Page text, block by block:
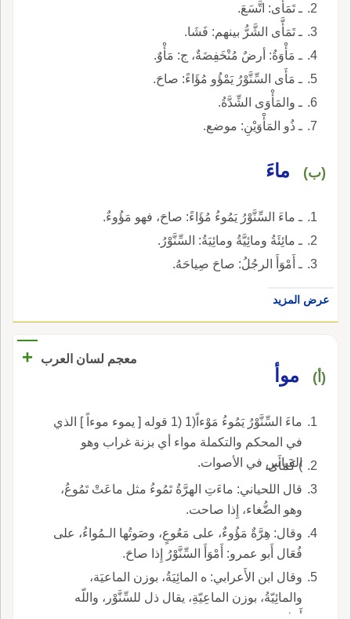
ـ تَمَأَّى: اتَّسَعَ.
ـ تَمَأَّى الشَّرُّ بينهم: فَشَا.
ـ مَأْوَةُ: أرضٌ مُنْخَفِضَةٌ، ج: مَأْوٌ.
ـ مَأَى السِّنَّوْرُ يَمْؤُو مُؤَاءً: صاحَ.
ـ والمَأْوَى الشِّدَّةُ.
ـ ذُو المَأْوَيْنِ: موضع.
(ب) ماءَ
ـ ماءَ السِّنَّوْرُ يَمُوءُ مُؤَاءً: صاحَ، فهو مَؤُوءٌ.
ـ مائِئَةُ ومائِيَّةُ ومائِيَةُ: السِّنَّوْرُ.
ـ أَمْوَأَ الرجُلُ: صاحَ صِياحَهُ.
عرض المزيد
معجم لسان العرب +
(أ) موأ
ماءَ السِّنَّوْرُ يَمُوءُ مَوْءاً(1 (1 قوله [ يموء موءاً ] الذي
في المحكم والتكملة مواء أي بزنة غراب وهو
القياس في الأصوات.
) كَمَأَى.
قال اللحياني: ماءَتِ الهرَّةُ تَمُوءُ مثل ماعَتْ تَمُوعُ،
وهو الضُّغاء، إِذا صاحت.
وقال: هِرَّةٌ مَؤُوءٌ، على مَعُوعٍ، وصَوتُها الـمُواءُ، على
فُعَال أَبو عمرو: أَمْوَأَ السِّنَّوْرُ إِذا صاحَ.
وقال ابن الأَعرابي: ه المائِيَةُ، بوزن الماعيَة،
والمائِيّةُ، بوزن الماعِيّةِ، يقال ذل للسِّنَّوْر، واللّه